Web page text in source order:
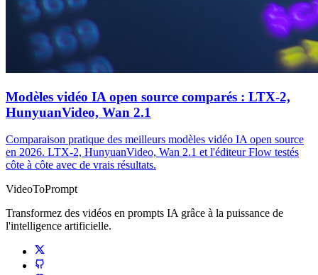
Modèles vidéo IA open source comparés : LTX-2,
HunyuanVideo, Wan 2.1
Comparaison pratique des meilleurs modèles vidéo IA open source
en 2026. LTX-2, HunyuanVideo, Wan 2.1 et l'éditeur Flow testés
côte à côte avec de vrais résultats.
VideoToPrompt
Transformez des vidéos en prompts IA grâce à la puissance de
l'intelligence artificielle.